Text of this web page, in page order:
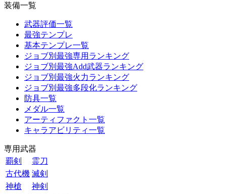
装備一覧
武器評価一覧
最強テンプレ
基本テンプレ一覧
ジョブ別最強専用ランキング
ジョブ別最強Add武器ランキング
ジョブ別最強火力ランキング
ジョブ別最強多段化ランキング
防具一覧
メダル一覧
アーティファクト一覧
キャラアビリティ一覧
専用武器
覇剣
霊刀
古代機 滅剣
神槍
神剣